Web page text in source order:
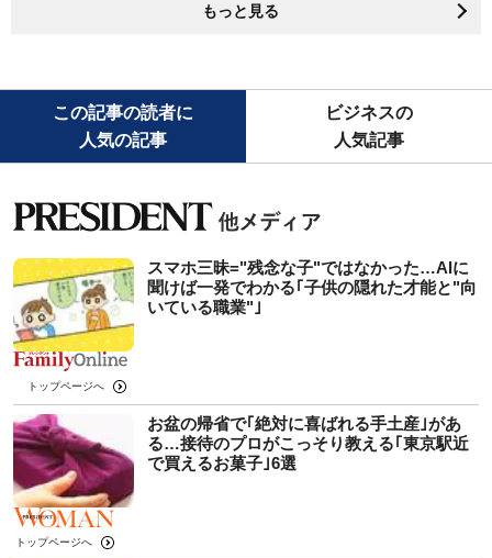
もっと見る
この記事の読者に
人気の記事
ビジネスの
人気記事
スマホ三昧="残念な子"ではなかった…AIに
聞けば一発でわかる｢子供の隠れた才能と"向
いている職業"｣
トップページへ
お盆の帰省で｢絶対に喜ばれる手土産｣があ
る…接待のプロがこっそり教える｢東京駅近
で買えるお菓子｣6選
トップページへ